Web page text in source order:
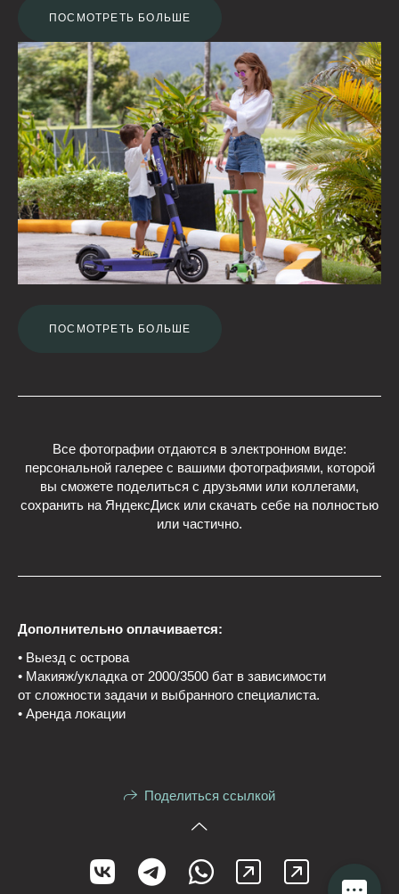
ПОСМОТРЕТЬ БОЛЬШЕ
ПОСМОТРЕТЬ БОЛЬШЕ
Все фотографии отдаются в электронном виде:
персональной галерее с вашими фотографиями, которой
вы сможете поделиться с друзьями или коллегами,
сохранить на ЯндексДиск или скачать себе на полностью
или частично.
Дополнительно оплачивается:
• Выезд с острова
• Макияж/укладка от 2000/3500 бат в зависимости
от сложности задачи и выбранного специалиста.
• Аренда локации
Поделиться ссылкой